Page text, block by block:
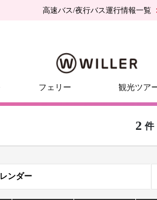
高速バス/夜行バス運行情報一覧
フェリー 観光ツア
2 件
ンダー